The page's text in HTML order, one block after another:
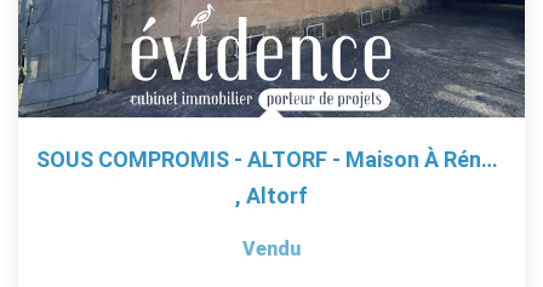
SOUS COMPROMIS - ALTORF - Maison À Rénover 4 Pièces 60 M²...
, Altorf
Vendu